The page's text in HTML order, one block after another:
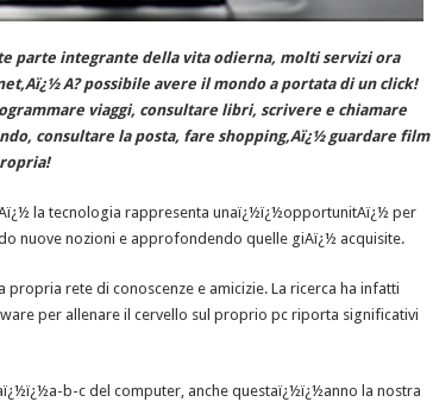
parte integrante della vita odierna, molti servizi ora
A? possibile avere il mondo a portata di un click!
viaggi, consultare libri, scrivere e chiamare
consultare la posta, fare shopping,Aï¿½ guardare film
la tecnologia rappresenta unaï¿½ï¿½opportunitAï¿½ per
nuove nozioni e approfondendo quelle giAï¿½ acquisite.
rete di conoscenze e amicizie. La ricerca ha infatti
per allenare il cervello sul proprio pc riporta significativi
b-c del computer, anche questaï¿½ï¿½anno la nostra